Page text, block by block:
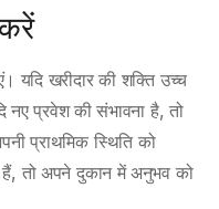
यदि खरीदार की शक्ति उच्च
प्रवेश की संभावना है, तो
प्राथमिक स्थिति को
हैं, तो अपने दुकान में अनुभव को